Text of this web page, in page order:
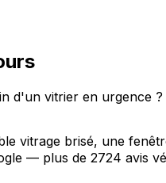
d'un vitrier en urgence ?
vitrage brisé, une
— plus de 2724 avis